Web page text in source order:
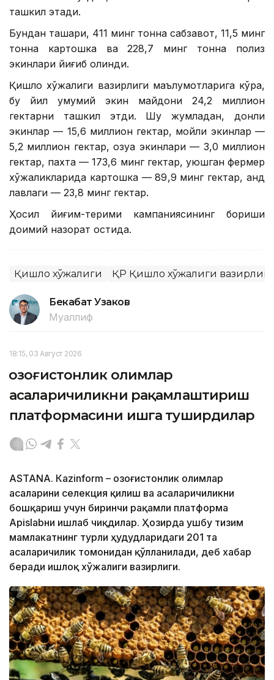
ташкил этади.
Бундан ташқари, 411 минг тонна сабзавот, 11,5 минг
тонна картошка ва 228,7 минг тонна полиз
экинлари йиғиб олинди.
Қишлоқ хўжалиги вазирлиги маълумотларига кўра,
бу йил умумий экин майдони 24,2 миллион
гектарни ташкил этди. Шу жумладан, донли
экинлар — 15,6 миллион гектар, мойли экинлар —
5,2 миллион гектар, озуқа экинлари — 3,0 миллион
гектар, пахта — 173,6 минг гектар, уюшган фермер
хўжаликларида картошка — 89,9 минг гектар, қанд
лавлаги — 23,8 минг гектар.
Ҳосил йиғим-терими кампаниясининг бориши
доимий назорат остида.
Қишлоқ хўжалиги ҚР Қишлоқ хўжалиги
Бекабат Узаков
Муаллиф
18:15, 03 Август 2026
Қозоғистонлик олимлар
асаларичиликни рақамлаштириш
платформасини ишга туширдилар
ASTANА. Кazinform – Қозоғистонлик олимлар
асаларини селекция қилиш ва асаларичиликни
бошқариш учун биринчи рақамли платформа
Apislabни ишлаб чиқдилар. Ҳозирда ушбу тизим
мамлакатнинг турли ҳудудларидаги 201 та
асаларичилик томонидан қўлланилади, деб хабар
беради Қишлоқ хўжалиги вазирлиги.